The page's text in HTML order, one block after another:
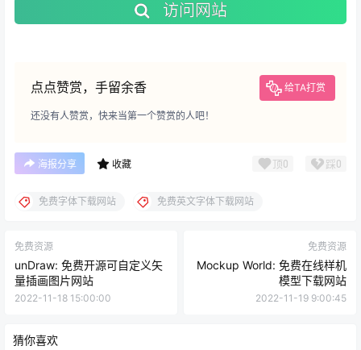
访问网站
点点赞赏，手留余香 给TA打赏
还没有人赞赏，快来当第一个赞赏的人吧！
海报分享 收藏 顶0 踩0
免费字体下载网站 免费英文字体下载网站
免费资源
unDraw: 免费开源可自定义矢
量插画图片网站
2022-11-18 15:00:00
免费资源
Mockup World: 免费在线样机
模型下载网站
2022-11-19 9:00:45
猜你喜欢